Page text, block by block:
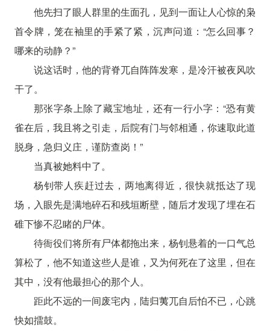
他先扫了眼人群里的生面孔，见到一面让人心惊的枭
首令牌，笼在袖里的手紧了紧，沉声问道：“怎么回事？
哪来的动静？”
说这话时，他的背脊兀自阵阵发寒，是冷汗被夜风吹
干了。
那张字条上除了藏宝地址，还有一行小字：“恐有黄
雀在后，我且将之引走，后院有门与邻相通，你速取此道
脱身，急归义庄，谨防查岗！”
当真被她料中了。
杨钊带人疾赶过去，两地离得近，很快就抵达了现
场，入眼先是满地碎石和残垣断壁，随后才发现了埋在石
碓下惨不忍睹的尸体。
待衙役们将所有尸体都拖出来，杨钊悬着的一口气总
算松了，他不知道这些人是谁，又为何死在了这里，但在
其中，没有他最担心的那个人。
距此不远的一间废宅内，陆归荑兀自后怕不已，心跳
快如擂鼓。